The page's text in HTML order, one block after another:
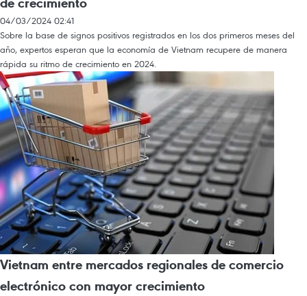
04/03/2024 02:41
Sobre la base de signos positivos registrados en los dos primeros meses del
año, expertos esperan que la economía de Vietnam recupere de manera
rápida su ritmo de crecimiento en 2024.
Vietnam entre mercados regionales de comercio
electrónico con mayor crecimiento